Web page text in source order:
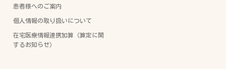
患者様へのご案内
個人情報の取り扱いについて
在宅医療情報連携加算（算定に関
するお知らせ）